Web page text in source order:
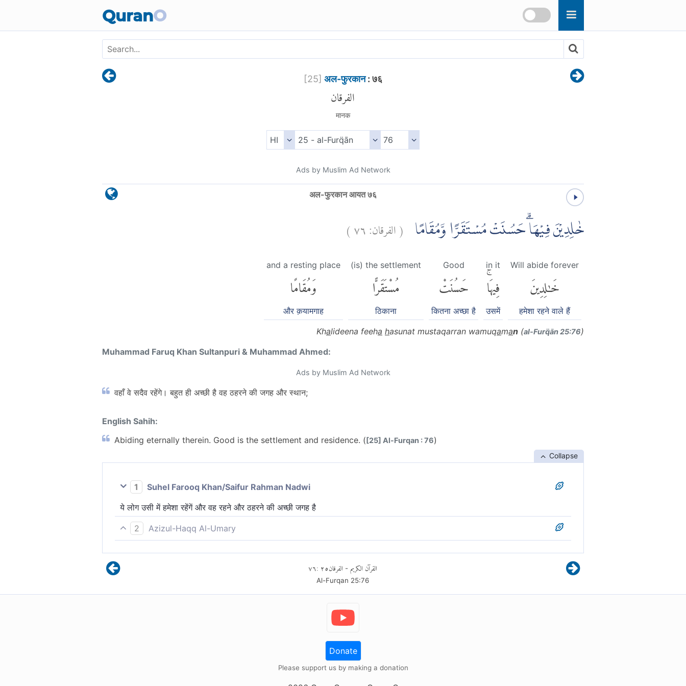
QuranO
[25] अल-फुरकान: ७६
الفرقان
मानक
Ads by Muslim Ad Network
अल-फुरकान आयत ७६
خٰلِدِيْنَ فِيْهَاۗ حَسُنَتْ مُسْتَقَرًّا وَّمُقَامًا (الفرقان:٧٦)
Will abide forever
خَٰلِدِينَ
हमेशा रहने वाले हैं
in it
فِيهَاۚ
उसमें
Good
حَسُنَتْ
कितना अच्छा है
(is) the settlement
مُسْتَقَرًّا
ठिकाना
and a resting place
وَمُقَامًا
और क़यामगाह
Khalideena feeha hasunat mustaqarran wamuqaman (al-Furq̈ān 25:76)
Muhammad Faruq Khan Sultanpuri & Muhammad Ahmed:
Ads by Muslim Ad Network
वहाँ वे सदैव रहेंगे। बहुत ही अच्छी है वह ठहरने की जगह और स्थान;
English Sahih:
Abiding eternally therein. Good is the settlement and residence. ([25] Al-Furqan : 76)
Collapse
1
Suhel Farooq Khan/Saifur Rahman Nadwi
ये लोग उसी में हमेशा रहेंगें और वह रहने और ठहरने की अच्छी जगह है
2
Azizul-Haqq Al-Umary
القرآن الكريم - الفرقان٢٥:٧٦
Al-Furqan 25:76
Donate
Please support us by making a donation